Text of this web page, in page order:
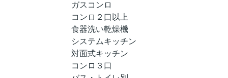
ガスコンロ
コンロ２口以上
食器洗い乾燥機
システムキッチン
対面式キッチン
コンロ３口